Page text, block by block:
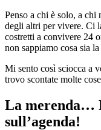
Penso a chi è solo, a chi
degli altri per vivere. Ci
costretti a convivere 24
non sappiamo cosa sia
Mi sento così sciocca a
trovo scontate molte
La merenda…
sull’agenda!